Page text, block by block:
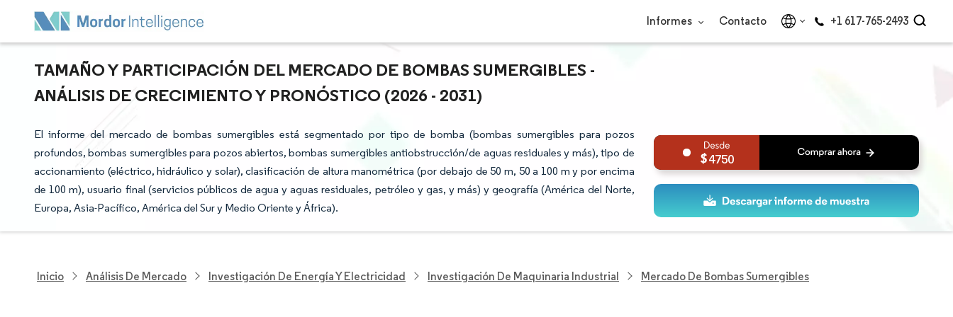
Informes Contacto +1 617-765-2493
TAMAÑO Y PARTICIPACIÓN DEL MERCADO DE BOMBAS SUMERGIBLES -
ANÁLISIS DE CRECIMIENTO Y PRONÓSTICO (2026 - 2031)
El informe del mercado de bombas sumergibles está segmentado por tipo de bomba (bombas sumergibles para pozos
profundos, bombas sumergibles para pozos abiertos, bombas sumergibles antiobstrucción/de aguas residuales y más), tipo de
accionamiento (eléctrico, hidráulico y solar), clasificación de altura manométrica (por debajo de 50 m, 50 a 100 m y por encima
de 100 m), usuario final (servicios públicos de agua y aguas residuales, petróleo y gas, y más) y geografía (América del Norte,
Europa, Asia-Pacífico, América del Sur y Medio Oriente y África).
4750
Inicio Análisis De Mercado Investigación De Energía Y Electricidad Investigación De Maquinaria Industrial Mercado De Bombas Sumergibles